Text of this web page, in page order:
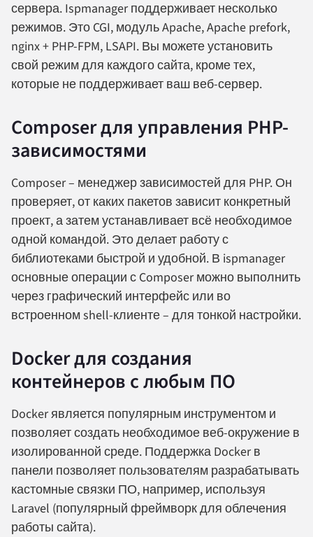
сервера. Ispmanager поддерживает несколько
режимов. Это CGI, модуль Apache, Apache prefork,
nginx + PHP-FPM, LSAPI. Вы можете установить
свой режим для каждого сайта, кроме тех,
которые не поддерживает ваш веб-сервер.
Composer для управления PHP-
зависимостями
Composer – менеджер зависимостей для PHP. Он
проверяет, от каких пакетов зависит конкретный
проект, а затем устанавливает всё необходимое
одной командой. Это делает работу с
библиотеками быстрой и удобной. В ispmanager
основные операции с Composer можно выполнить
через графический интерфейс или во
встроенном shell-клиенте – для тонкой настройки.
Docker для создания
контейнеров с любым ПО
Docker является популярным инструментом и
позволяет создать необходимое веб-окружение в
изолированной среде. Поддержка Docker в
панели позволяет пользователям разрабатывать
кастомные связки ПО, например, используя
Laravel (популярный фреймворк для облечения
работы сайта).